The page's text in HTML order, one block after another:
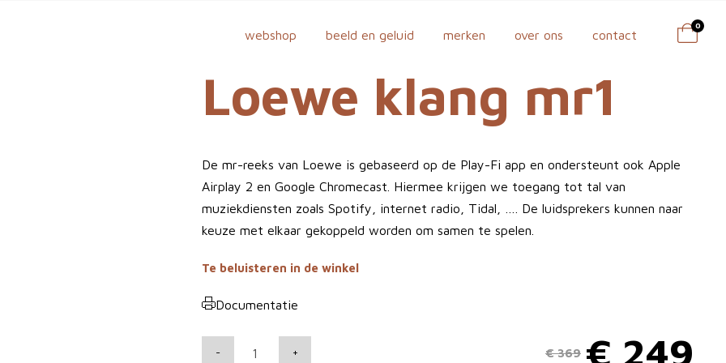
webshop beeld en geluid merken over ons contact
0
Loewe klang mr1
De mr-reeks van Loewe is gebaseerd op de Play-Fi app en ondersteunt ook Apple
Airplay 2 en Google Chromecast. Hiermee krijgen we toegang tot tal van
muziekdiensten zoals Spotify, internet radio, Tidal, …. De luidsprekers kunnen naar
keuze met elkaar gekoppeld worden om samen te spelen.
Te beluisteren in de winkel
Documentatie
€369 € 249
- +